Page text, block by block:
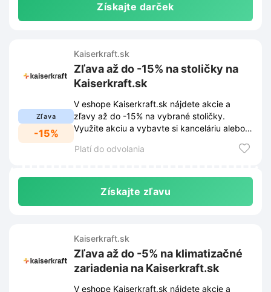
Získajte darček
Zľava
-15%
Kaiserkraft.sk
Zľava až do -15% na stoličky na
Kaiserkraft.sk
V eshope Kaiserkraft.sk nájdete akcie a
zľavy až do -15% na vybrané stoličky.
Využite akciu a vybavte si kanceláriu alebo
Platí do odvolania
Získajte zľavu
Kaiserkraft.sk
Zľava až do -5% na klimatizačné
zariadenia na Kaiserkraft.sk
V eshope Kaiserkraft.sk nájdete akcie a